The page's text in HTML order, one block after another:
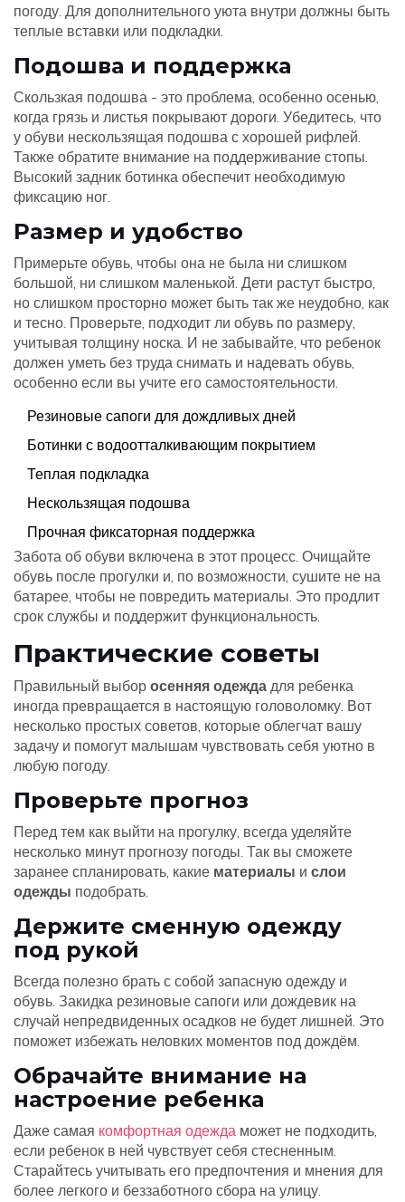
погоду. Для дополнительного уюта внутри должны быть
теплые вставки или подкладки.
Подошва и поддержка
Скользкая подошва - это проблема, особенно осенью,
когда грязь и листья покрывают дороги. Убедитесь, что
у обуви нескользящая подошва с хорошей рифлей.
Также обратите внимание на поддерживание стопы.
Высокий задник ботинка обеспечит необходимую
фиксацию ног.
Размер и удобство
Примерьте обувь, чтобы она не была ни слишком
большой, ни слишком маленькой. Дети растут быстро,
но слишком просторно может быть так же неудобно, как
и тесно. Проверьте, подходит ли обувь по размеру,
учитывая толщину носка. И не забывайте, что ребенок
должен уметь без труда снимать и надевать обувь,
особенно если вы учите его самостоятельности.
Резиновые сапоги для дождливых дней
Ботинки с водоотталкивающим покрытием
Теплая подкладка
Нескользящая подошва
Прочная фиксаторная поддержка
Забота об обуви включена в этот процесс. Очищайте
обувь после прогулки и, по возможности, сушите не на
батарее, чтобы не повредить материалы. Это продлит
срок службы и поддержит функциональность.
Практические советы
Правильный выбор осенняя одежда для ребенка
иногда превращается в настоящую головоломку. Вот
несколько простых советов, которые облегчат вашу
задачу и помогут малышам чувствовать себя уютно в
любую погоду.
Проверьте прогноз
Перед тем как выйти на прогулку, всегда уделяйте
несколько минут прогнозу погоды. Так вы сможете
заранее спланировать, какие материалы и слои
одежды подобрать.
Держите сменную одежду
под рукой
Всегда полезно брать с собой запасную одежду и
обувь. Закидка резиновые сапоги или дождевик на
случай непредвиденных осадков не будет лишней. Это
поможет избежать неловких моментов под дождём.
Обрачайте внимание на
настроение ребенка
Даже самая комфортная одежда может не подходить,
если ребенок в ней чувствует себя стесненным.
Старайтесь учитывать его предпочтения и мнения для
более легкого и беззаботного сбора на улицу.